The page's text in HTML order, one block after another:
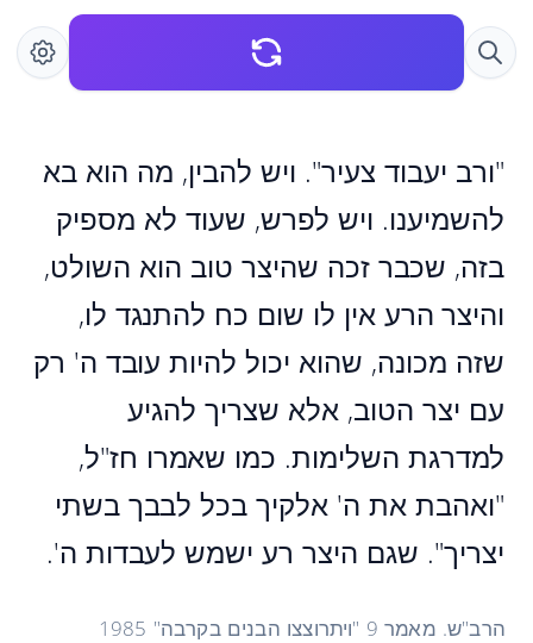
"ורב יעבוד צעיר". ויש להבין, מה הוא בא
להשמיענו. ויש לפרש, שעוד לא מספיק
בזה, שכבר זכה שהיצר טוב הוא השולט,
והיצר הרע אין לו שום כח להתנגד לו,
שזה מכונה, שהוא יכול להיות עובד ה' רק
עם יצר הטוב, אלא שצריך להגיע
למדרגת השלימות. כמו שאמרו חז"ל,
"ואהבת את ה' אלקיך בכל לבבך בשתי
יצריך". שגם היצר רע ישמש לעבדות ה'.
הרב"ש. מאמר 9 "ויתרוצצו הבנים בקרבה" 1985